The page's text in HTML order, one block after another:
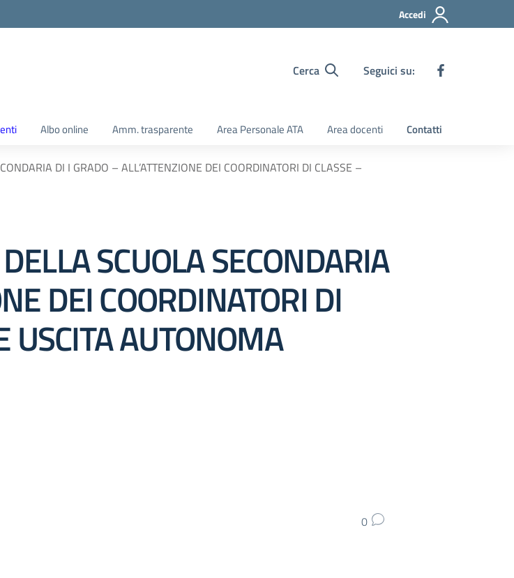
Accedi
Cerca Seguici su:
Albo online Amm. trasparente Area Personale ATA Area docenti Contatti
DI I GRADO – ALL’ATTENZIONE DEI COORDINATORI DI CLASSE –
SCUOLA SECONDARIA
DEI COORDINATORI DI
USCITA AUTONOMA
0